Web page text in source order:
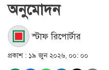
অনুমোদন
স্টাফ রিপোর্টার
প্রকাশ : ১৯ জুন ২০২৬, ০০: ০০